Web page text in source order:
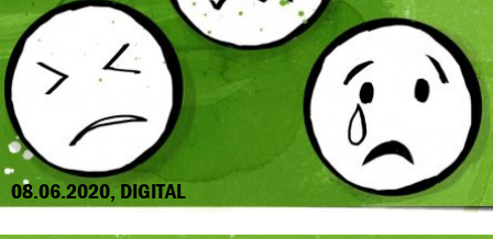
08.06.2020, DIGITAL